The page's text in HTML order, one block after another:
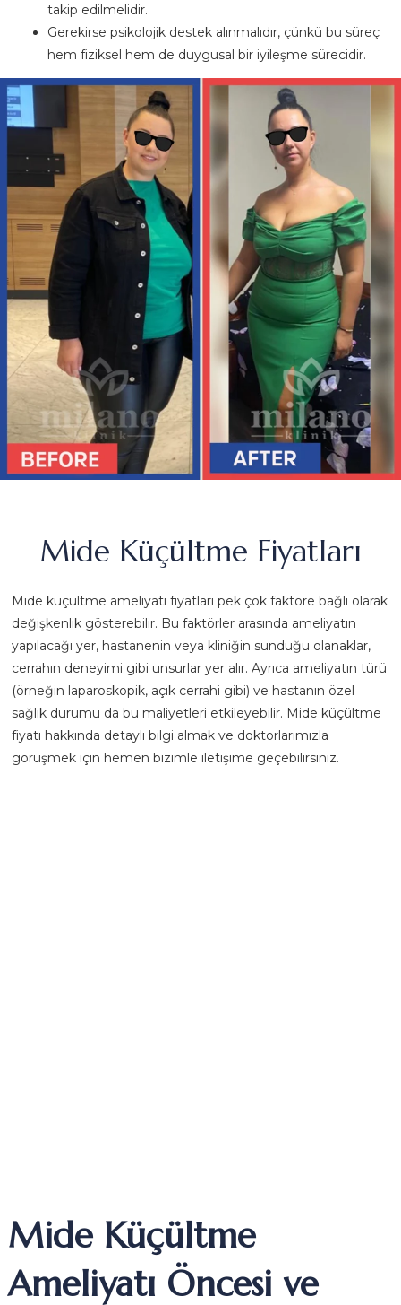
takip edilmelidir.
Gerekirse psikolojik destek alınmalıdır, çünkü bu süreç
hem fiziksel hem de duygusal bir iyileşme sürecidir.
Mide Küçültme Fiyatları
Mide küçültme ameliyatı fiyatları pek çok faktöre bağlı olarak
değişkenlik gösterebilir. Bu faktörler arasında ameliyatın
yapılacağı yer, hastanenin veya kliniğin sunduğu olanaklar,
cerrahın deneyimi gibi unsurlar yer alır. Ayrıca ameliyatın türü
(örneğin laparoskopik, açık cerrahi gibi) ve hastanın özel
sağlık durumu da bu maliyetleri etkileyebilir. Mide küçültme
fiyatı hakkında detaylı bilgi almak ve doktorlarımızla
görüşmek için hemen bizimle iletişime geçebilirsiniz.
Mide Küçültme
Ameliyatı Öncesi ve